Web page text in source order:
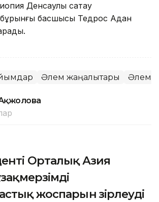
Денсаулық сақтау
бұрынғы басшысы Тедрос Адан
Әлем жаңалықтары Әлем
Ақжолова
Орталық Азия
жоспарын әзірлеуді